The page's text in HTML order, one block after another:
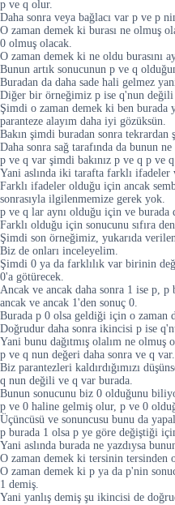
p ve q olur.
Daha sonra veya bağlacı var p ve p
O zaman demek ki burası ne olmuş
0 olmuş olacak.
O zaman demek ki ne oldu burasını
Bunun artık sonucunun p ve q
Buradan da daha sade hali gelmez
Diğer bir örneğimiz p ise q'nun değili
Şimdi o zaman demek ki ben burada
paranteze alayım daha iyi gözüksün.
Bakın şimdi buradan sonra
Daha sonra sağ tarafında da bunun ne
p ve q var şimdi bakınız p ve q p ve
Yani aslında iki tarafta farklı ifadeler
Farklı ifadeler olduğu için ancak
sonrasıyla ilgilenmemize gerek yok.
p ve q lar aynı olduğu için ve
Farklı olduğu için sonucunu sıfıra
Şimdi son örneğimiz, yukarıda
Biz de onları inceleyelim.
Şimdi 0 ya da farklılık var birinin
0'a götürecek.
Ancak ve ancak daha sonra 1 ise p,
ancak ve ancak 1'den sonuç 0.
Burada p 0 olsa geldiği için o zaman
Doğrudur daha sonra ikincisi p ise
Yani bunu dağıtmış olalım ne olmuş
p ve q nun değeri daha sonra ve q var.
Biz parantezleri kaldırdığımızı
q nun değili ve q var burada.
Bunun sonucunu biz 0 olduğunu
p ve 0 haline gelmiş olur, p ve 0
Üçüncüsü ve sonuncusu bunu da
p burada 1 olsa p ye göre değiştiği
Yani aslında burada ne yazdıysa
O zaman demek ki tersinin tersinden
O zaman demek ki p ya da p'nin
1 demiş.
Yani yanlış demiş şu ikincisi de